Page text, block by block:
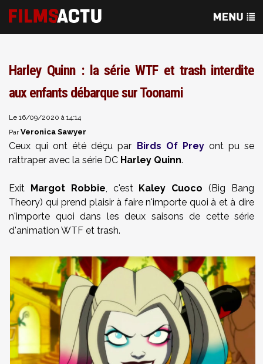
Harley Quinn : la série WTF et trash interdite
aux enfants débarque sur Toonami
Le 16/09/2020 à 14:14
ParVeronica Sawyer
Ceux qui ont été déçu par Birds Of Preyont pu se
rattraper avec la série DC Harley Quinn.
Exit Margot Robbie, c'est Kaley Cuoco (Big Bang
Theory) qui prend plaisir à faire n'importe quoi à et à dire
n'importe quoi dans les deux saisons de cette série
d'animation WTF et trash.